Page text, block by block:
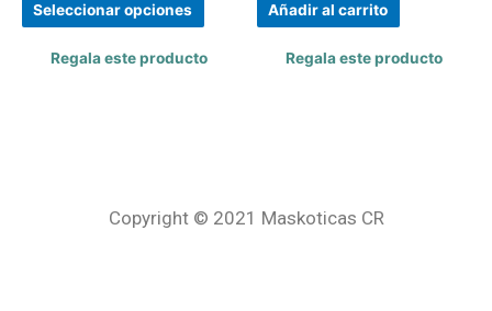
Seleccionar opciones
Regala este producto
Añadir al carrito
Regala este producto
Copyright © 2021 Maskoticas CR